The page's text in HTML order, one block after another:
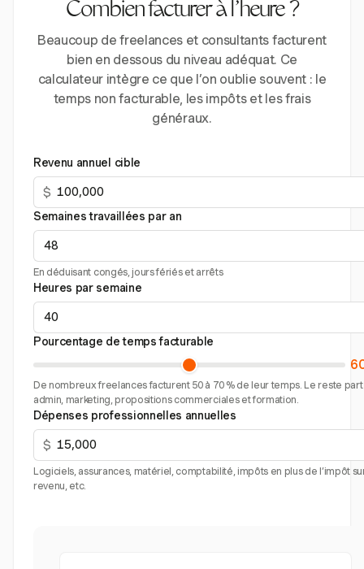
Combien facturer à l’heure ?
Beaucoup de freelances et consultants facturent
bien en dessous du niveau adéquat. Ce
calculateur intègre ce que l’on oublie souvent : le
temps non facturable, les impôts et les frais
généraux.
Revenu annuel cible
$
Semaines travaillées par an
En déduisant congés, jours fériés et arrêts
Heures par semaine
Pourcentage de temps facturable
De nombreux freelances facturent 50 à 70 % de leur temps. Le reste
admin, marketing, propositions commerciales et formation.
Dépenses professionnelles annuelles
$
Logiciels, assurances, matériel, comptabilité, impôts en plus de l’impôt
revenu, etc.